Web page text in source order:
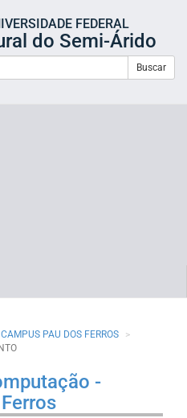
FEDERAL
do Semi-Árido
Buscar
PAU DOS FERROS
-